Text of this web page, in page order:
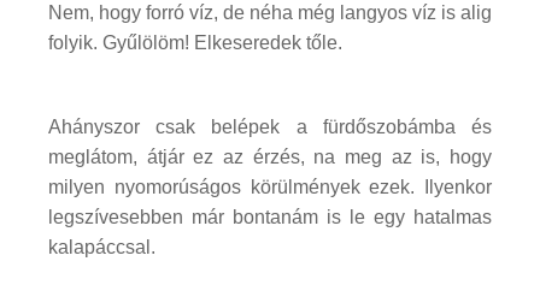
Nem, hogy forró víz, de néha még langyos víz is alig
folyik. Gyűlölöm! Elkeseredek tőle.
Ahányszor csak belépek a fürdőszobámba és
meglátom, átjár ez az érzés, na meg az is, hogy
milyen nyomorúságos körülmények ezek. Ilyenkor
legszívesebben már bontanám is le egy hatalmas
kalapáccsal.